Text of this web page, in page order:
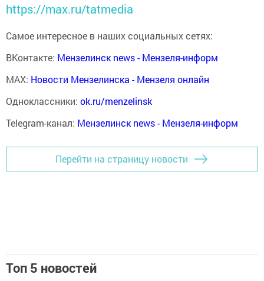
https://max.ru/tatmedia
Самое интересное в наших социальных сетях:
ВКонтакте: Мензелинск news - Мензеля-информ
MAX: Новости Мензелинска - Мензеля онлайн
Одноклассники: ok.ru/menzelinsk
Telegram-канал: Мензелинск news - Мензеля-информ
Перейти на страницу новости
Топ 5 новостей